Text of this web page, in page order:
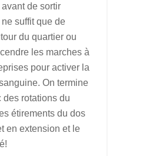
avant de sortir
suffit que de
du quartier ou
les marches à
pour activer la
On termine
des rotations du
étirements du dos
en extension et le